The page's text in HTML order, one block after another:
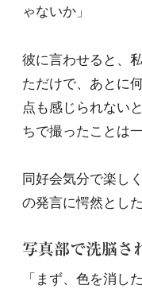
ゃないか」
彼に言わせると、
ただけで、あとに
点も感じられない
ちで撮ったことは
同好会気分で楽し
の発言に愕然とし
写真部で洗脳さ
「まず、色を消し